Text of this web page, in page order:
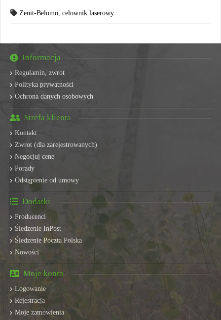
Zenit-Belomo, celownik laserowy
Informacja
Regulamin, zwrot
Polityka prywatności
Ochrona danych osobowych
Strefa klienta
Kontakt
Zwrot (dla zarejestrowanych)
Negocjuj cenę
Porady
Odstąpienie od umowy
Dodatki
Producenci
Śledzenie InPost
Śledzenie Poczta Polska
Nowości
Moje konto
Logowanie
Rejestracja
Moje zamówienia